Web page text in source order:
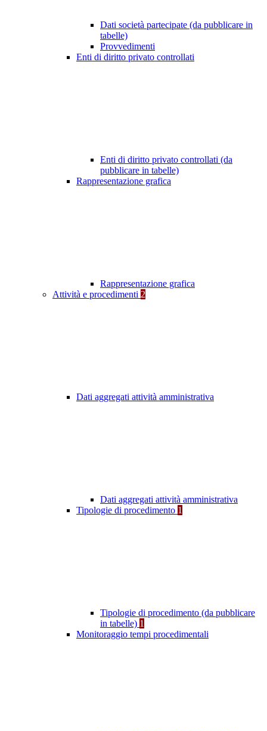
Dati società partecipate (da pubblicare in
tabelle)
Provvedimenti
Enti di diritto privato controllati
Enti di diritto privato controllati (da
pubblicare in tabelle)
Rappresentazione grafica
Rappresentazione grafica
Attività e procedimenti 2
Dati aggregati attività amministrativa
Dati aggregati attività amministrativa
Tipologie di procedimento 1
Tipologie di procedimento (da pubblicare
in tabelle) 1
Monitoraggio tempi procedimentali